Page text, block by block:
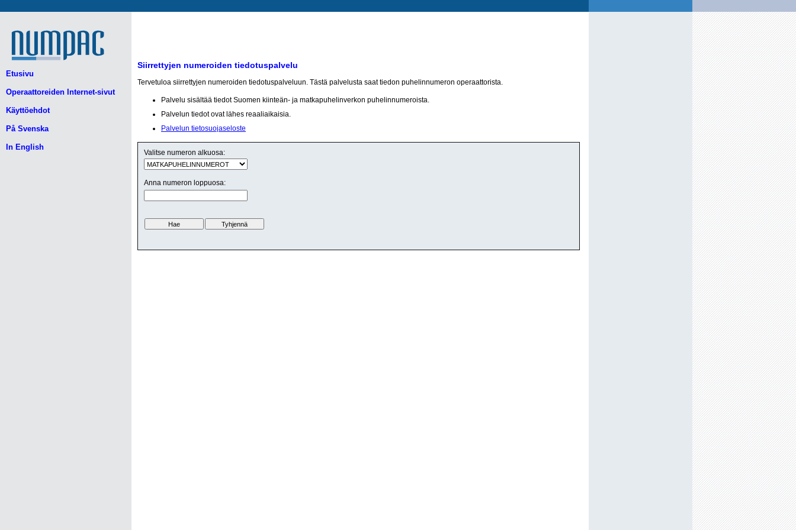
Etusivu
Operaattoreiden Internet-sivut
Käyttöehdot
På Svenska
In English
Siirrettyjen numeroiden tiedotuspalvelu
Tervetuloa siirrettyjen numeroiden tiedotuspalveluun. Tästä palvelusta saat tiedon puhelinnumeron operaattorista.
Palvelu sisältää tiedot Suomen kiinteän- ja matkapuhelinverkon puhelinnumeroista.
Palvelun tiedot ovat lähes reaaliaikaisia.
Palvelun tietosuojaseloste
Valitse numeron alkuosa:
Anna numeron loppuosa: